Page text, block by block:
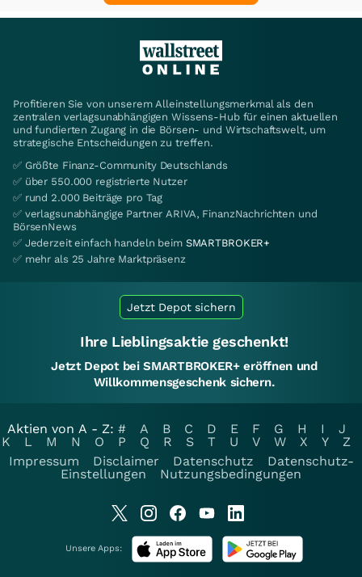
Profitieren Sie von unserem Alleinstellungsmerkmal als den
zentralen verlagsunabhängigen Wissens-Hub für einen aktuellen
und fundierten Zugang in die Börsen- und Wirtschaftswelt, um
strategische Entscheidungen zu treffen.
✅ Größte Finanz-Community Deutschlands
✅ über 550.000 registrierte Nutzer
✅ rund 2.000 Beiträge pro Tag
✅ verlagsunabhängige Partner ARIVA, FinanzNachrichten und
BörsenNews
✅ Jederzeit einfach handeln beim SMARTBROKER+
✅ mehr als 25 Jahre Marktpräsenz
Jetzt Depot sichern
Ihre Lieblingsaktie geschenkt!
Jetzt Depot bei SMARTBROKER+ eröffnen und
Willkommensgeschenk sichern.
Aktien von A - Z: # A B C D E F G H I
J
K
L M N O P Q R S T U V W X Y
Z
Impressum
Disclaimer Datenschutz
Datenschutz-
Einstellungen
Nutzungsbedingungen
Unsere Apps: